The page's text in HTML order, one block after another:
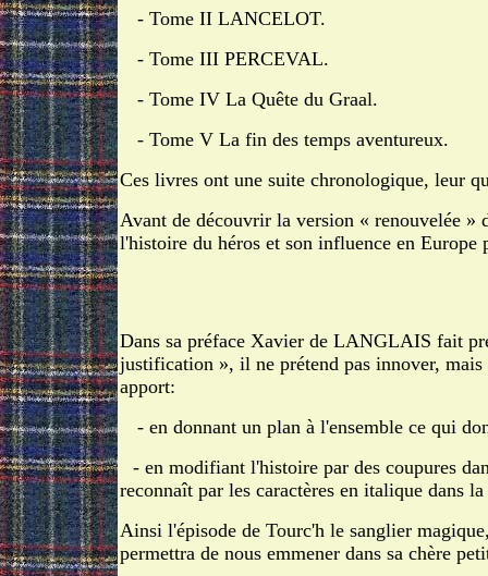
- Tome II LANCELOT.
- Tome III PERCEVAL.
- Tome IV La Quête du Graal.
- Tome V La fin des temps aventureux.
Ces livres ont une suite chronologique, leur
Avant de découvrir la version « renouvelée »
l'histoire du héros et son influence en Europe
Dans sa préface Xavier de LANGLAIS fait
justification », il ne prétend pas innover,
apport:
- en donnant un plan à l'ensemble ce qui
- en modifiant l'histoire par des coupures
reconnaît par les caractères en italique dans
Ainsi l'épisode de Tourc'h le sanglier
permettra de nous emmener dans sa chère